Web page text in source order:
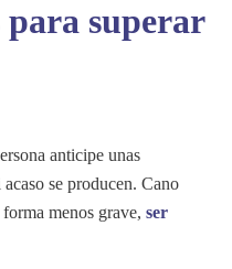
para superar
anticipe unas
se producen. Cano
menos grave, ser